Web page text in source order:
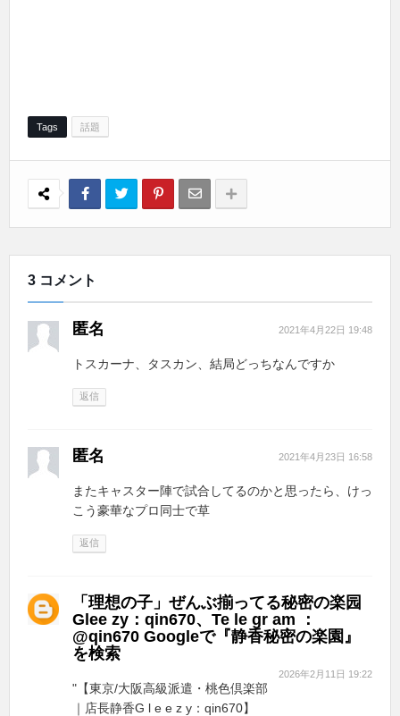
Tags 話題
3 コメント
匿名 2021年4月22日 19:48
トスカーナ、タスカン、結局どっちなんですか
返信
匿名 2021年4月23日 16:58
またキャスター陣で試合してるのかと思ったら、けっ
こう豪華なプロ同士で草
返信
「理想の子」ぜんぶ揃ってる秘密の楽园
Glee zy：qin670、Te le gr am ：
@qin670 Googleで『静香秘密の楽園』
を検索
2026年2月11日 19:22
"【東京/大阪高級派遣・桃色倶楽部
｜店長静香G l e e z y：qin670】